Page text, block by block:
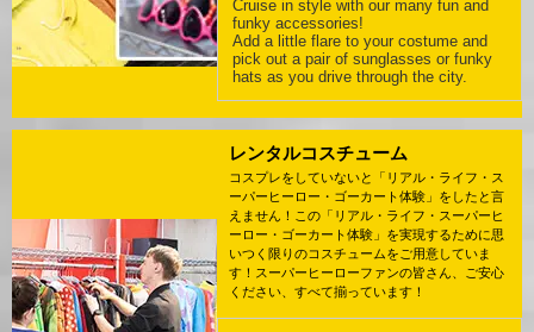
Cruise in style with our many fun and
funky accessories!
Add a little flare to your costume and
pick out a pair of sunglasses or funky
hats as you drive through the city.
レンタルコスチューム
コスプレをしていないと「リアル・ライフ・ス
ーパーヒーロー・ゴーカート体験」をしたと言
えません！この「リアル・ライフ・スーパーヒ
ーロー・ゴーカート体験」を実現するために思
いつく限りのコスチュームをご用意していま
す！スーパーヒーローファンの皆さん、ご安心
ください、すべて揃っています！